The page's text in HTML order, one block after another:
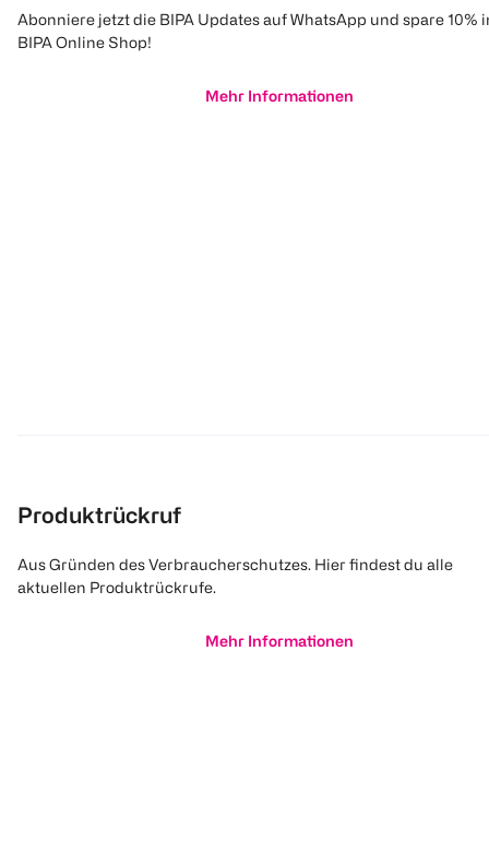
Abonniere jetzt die BIPA Updates auf WhatsApp und spare 10%
BIPA Online Shop!
Mehr Informationen
Produktrückruf
Aus Gründen des Verbraucherschutzes. Hier findest du alle
aktuellen Produktrückrufe.
Mehr Informationen